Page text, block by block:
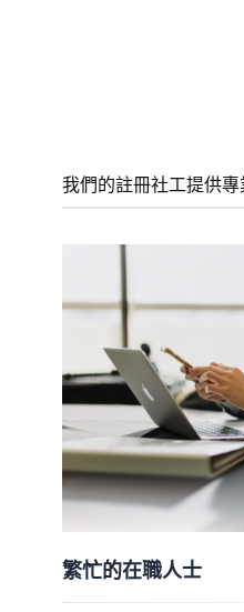
我們的註冊社工提供
繁忙的在職人士